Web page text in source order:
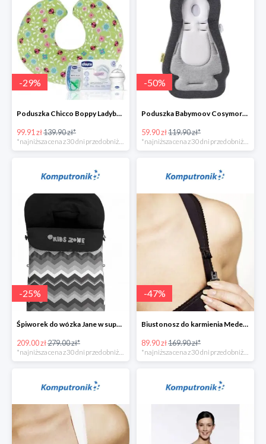
-29%
Poduszka Chicco Boppy Ladybug Lane+wyprawkaw super cenie
99.91 zł139.90 zł*
-50%
Poduszka Babymoov Cosymorpho w super cenie
59.90 zł119.90 zł*
-25%
Śpiworek do wózka Jane w super cenie
209.00 zł279.00 zł*
*najniższa cena z 30 dni przed obniżką
-47%
Biustonosz do karmienia Medela CINDY w super cenie
89.90 zł169.90 zł*
*najniższa cena z 30 dni przed obniżką